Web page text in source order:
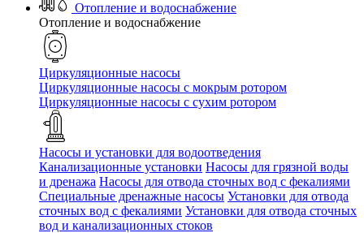
Отопление и водоснабжение
Отопление и водоснабжение
Циркуляционные насосы
Циркуляционные насосы с мокрым ротором
Циркуляционные насосы с сухим ротором
Насосы и установки для водоотведения
Канализационные установки Насосы для грязной воды
и дренажа Насосы для отвода сточных вод c фекалиями
Специальные дренажные насосы Установки для отвода
сточных вод c фекалиями Установки для отвода сточных
вод и канализационных стоков